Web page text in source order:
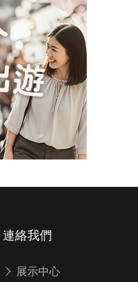
連絡我們
展示中心